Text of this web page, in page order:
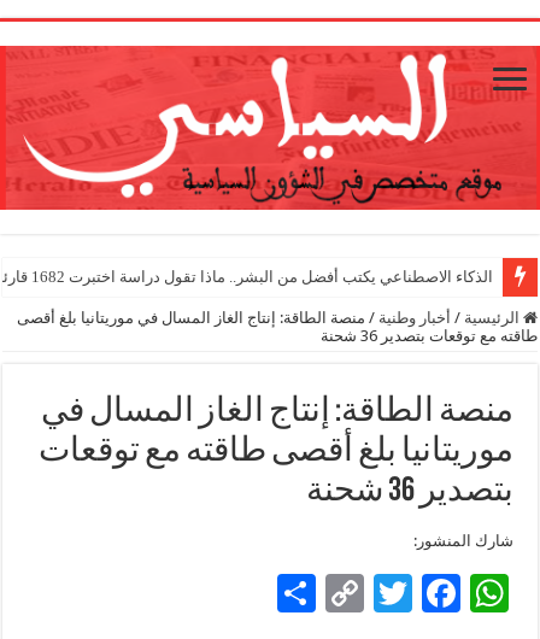
الذكاء الاصطناعي يكتب أفضل من البشر.. ماذا تقول دراسة اختبرت 1682 قارئا؟
الرئيسية / أخبار وطنية / منصة الطاقة: إنتاج الغاز المسال في موريتانيا بلغ أقصى
طاقته مع توقعات بتصدير 36 شحنة
منصة الطاقة: إنتاج الغاز المسال في
موريتانيا بلغ أقصى طاقته مع توقعات
بتصدير 36 شحنة
شارك المنشور:
W
F
T
C